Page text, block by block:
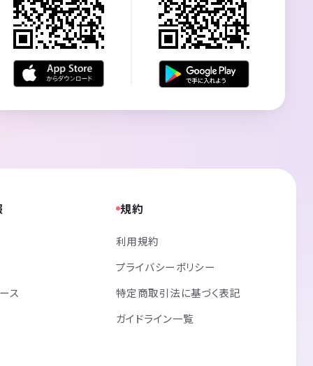
ス
規約
利用規約
プライバシーポリシー
特定商取引法に基づく表記
ガイドライン一覧